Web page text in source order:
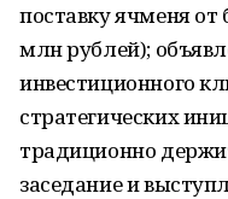
поставку ячменя от
млн рублей);
инвестиционного
стратегических
традиционно
заседание и